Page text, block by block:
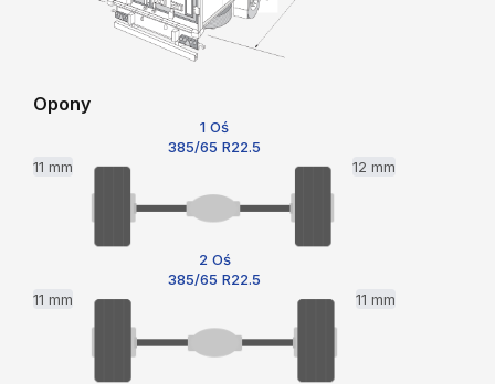
Opony
1 Oś
385/65 R22.5
11 mm
12 mm
2 Oś
385/65 R22.5
11 mm
11 mm